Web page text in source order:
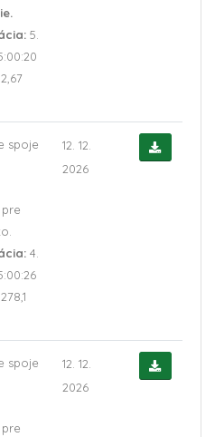
5.
2,67
spoje
4.
278,1
12. 12.
2026
spoje
12. 12.
2026